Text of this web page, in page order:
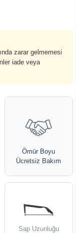
zarar gelmemesi
iade veya
Ömür Boyu
Ücretsiz Bakım
Sap Uzunluğu